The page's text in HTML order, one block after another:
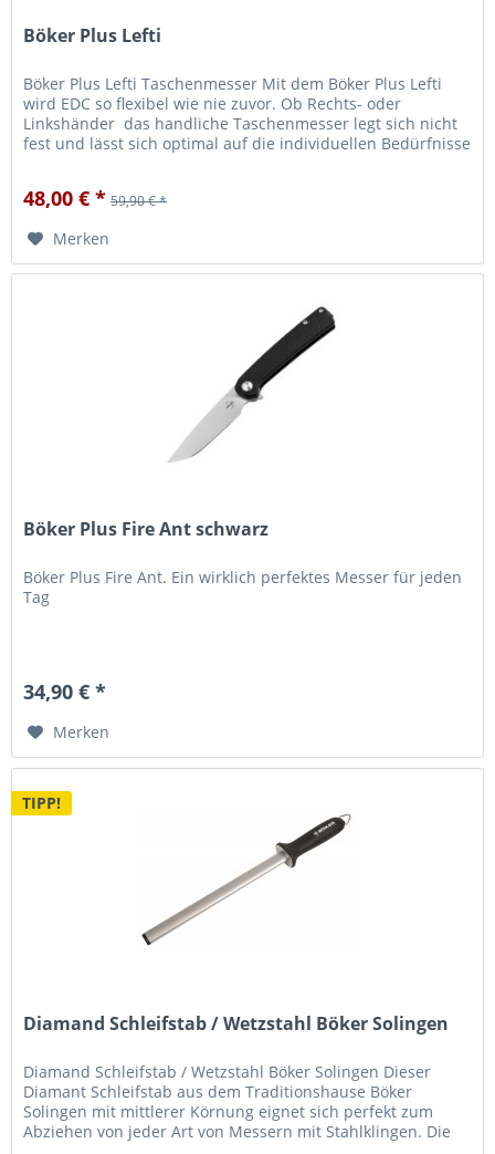
Böker Plus Lefti
Böker Plus Lefti Taschenmesser Mit dem Böker Plus Lefti
wird EDC so flexibel wie nie zuvor. Ob Rechts- oder
Linkshänder  das handliche Taschenmesser legt sich nicht
fest und lässt sich optimal auf die individuellen Bedürfnisse
48,00 € * 59,90 € *
Merken
Böker Plus Fire Ant schwarz
Böker Plus Fire Ant. Ein wirklich perfektes Messer für jeden
Tag
34,90 € *
Merken
TIPP!
Diamand Schleifstab / Wetzstahl Böker Solingen
Diamand Schleifstab / Wetzstahl Böker Solingen Dieser
Diamant Schleifstab aus dem Traditionshause Böker
Solingen mit mittlerer Körnung eignet sich perfekt zum
Abziehen von jeder Art von Messern mit Stahlklingen. Die